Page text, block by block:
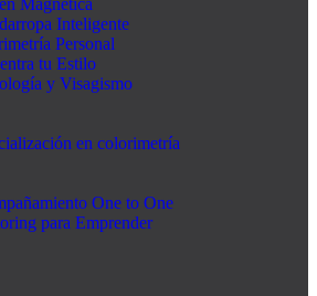
Magnética
Inteligente
Personal
tu Estilo
y Visagismo
en colorimetría
One to One
para Emprender